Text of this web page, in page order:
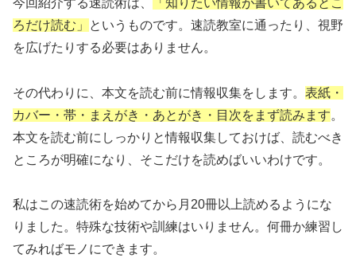
ろだけ読む」
というものです。速読教室に通ったり、視野
を広げたりする必要はありません。
その代わりに、本文を読む前に情報収集をします。 表紙・
カバー・帯・まえがき・あとがき・目次をまず読みます。
本文を読む前にしっかりと情報収集しておけば、読むべき
ところが明確になり、そこだけを読めばいいわけです。
私はこの速読術を始めてから月20冊以上読めるようにな
りました。特殊な技術や訓練はいりません。何冊か練習し
てみればモノにできます。